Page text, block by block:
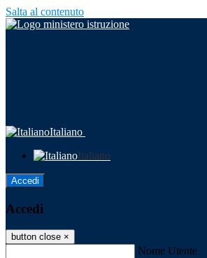
Salta al contenuto
Italiano
Italiano
Accedi
Accedi
button close ×
Nome Utente